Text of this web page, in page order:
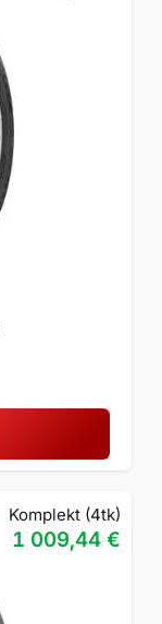
Komplekt (4tk)
1 009,44 €